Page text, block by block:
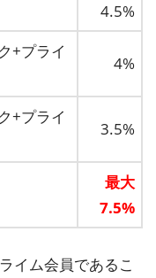
4.5%
+プライ
4%
+プライ
3.5%
最大
7.5%
イム会員であるこ